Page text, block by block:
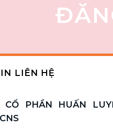
LIÊN HỆ
CỔ PHẦN HUẤN